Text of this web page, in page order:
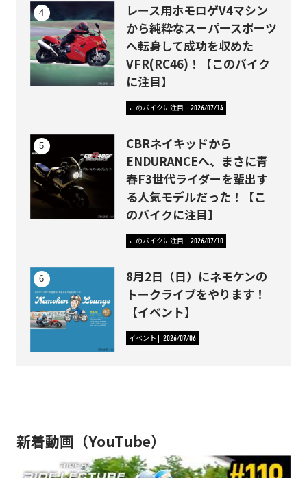
レース用ホモロゲV4マシン
から純粋なスーパースポーツ
へ転身して成功を収めた
VFR(RC46)！【このバイク
に注目】
このバイクに注目 2026/07/14
CBRネイキッドから
ENDURANCEへ、まさに青
春F3世代ライダーを輩出す
る人気モデルだった！【こ
のバイクに注目】
このバイクに注目 2026/07/10
8月2日（日）にネモケンの
トークライブをやります！
【イベント】
イベント 2026/07/06
新着動画（YouTube）